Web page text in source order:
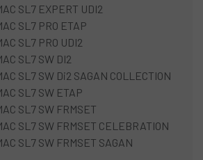
SL7 EXPERT UDI2
SL7 PRO ETAP
SL7 PRO UDI2
SL7 SW DI2
SL7 SW Di2 SAGAN COLLECTION
SL7 SW ETAP
SL7 SW FRMSET
SL7 SW FRMSET CELEBRATION
SL7 SW FRMSET SAGAN